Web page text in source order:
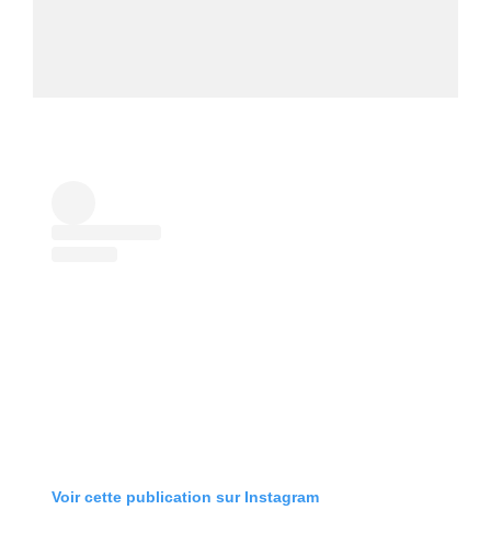
Voir cette publication sur Instagram